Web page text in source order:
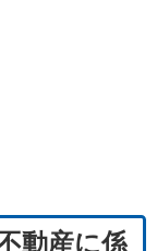
動産に係